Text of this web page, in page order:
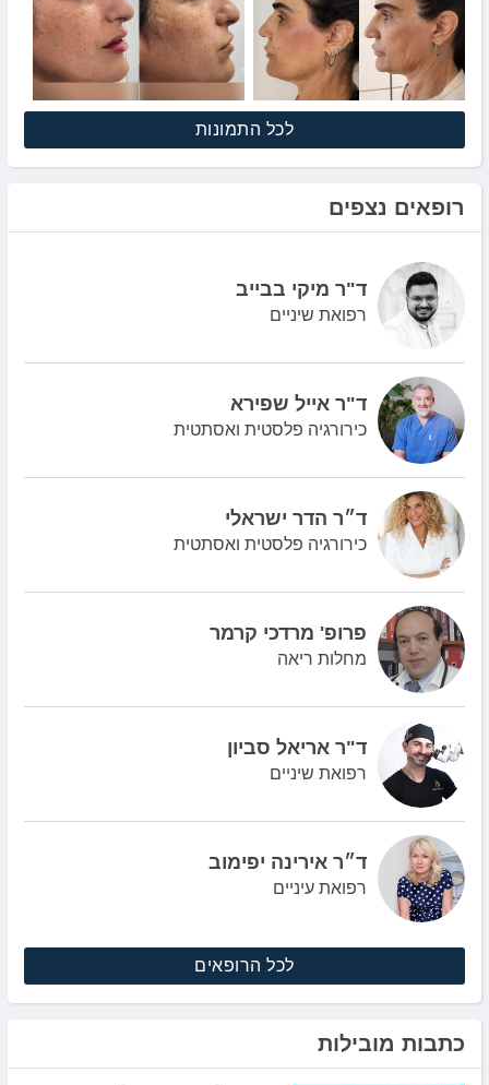
לכל התמונות
רופאים נצפים
ד"ר מיקי בבייב
רפואת שיניים
ד"ר אייל שפירא
כירורגיה פלסטית ואסתטית
ד״ר הדר ישראלי
כירורגיה פלסטית ואסתטית
פרופ' מרדכי קרמר
מחלות ריאה
ד"ר אריאל סביון
רפואת שיניים
ד״ר אירינה יפימוב
רפואת עיניים
לכל הרופאים
כתבות מובילות